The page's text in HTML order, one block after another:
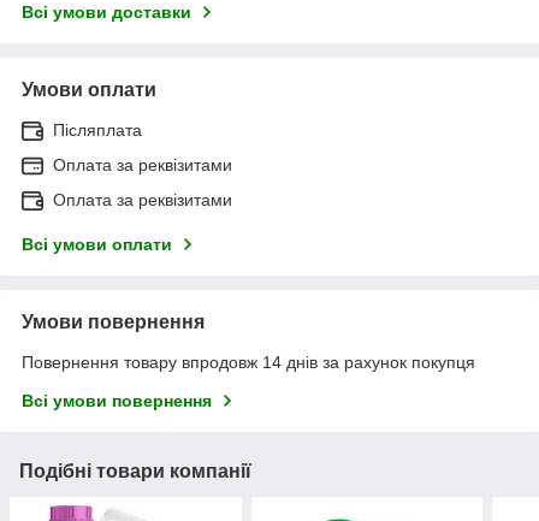
Всі умови доставки
Умови оплати
Післяплата
Оплата за реквізитами
Оплата за реквізитами
Всі умови оплати
Умови повернення
Повернення товару впродовж 14 днів за рахунок покупця
Всі умови повернення
Подібні товари компанії